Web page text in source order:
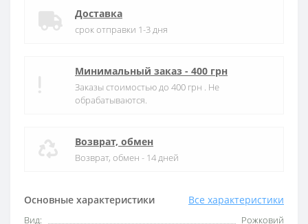
Основные характеристики Все характеристики
Вид:
Рожковий
Доставка
срок отправки 1-3 дня
Минимальный заказ - 400 грн
Заказы стоимостью до 400 грн . Не
обрабатываются.
Возврат, обмен
Возврат, обмен - 14 дней